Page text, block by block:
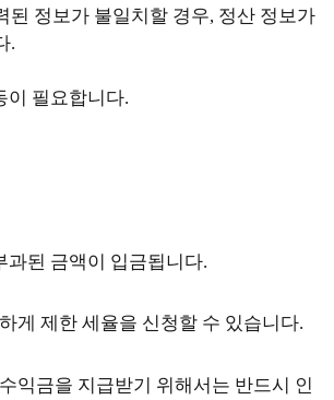
된 정보가 불일치할 경우, 정산 정보가
.
이 필요합니다.
과된 금액이 입금됩니다.
게 제한 세율을 신청할 수 있습니다.
익금을 지급받기 위해서는 반드시 인